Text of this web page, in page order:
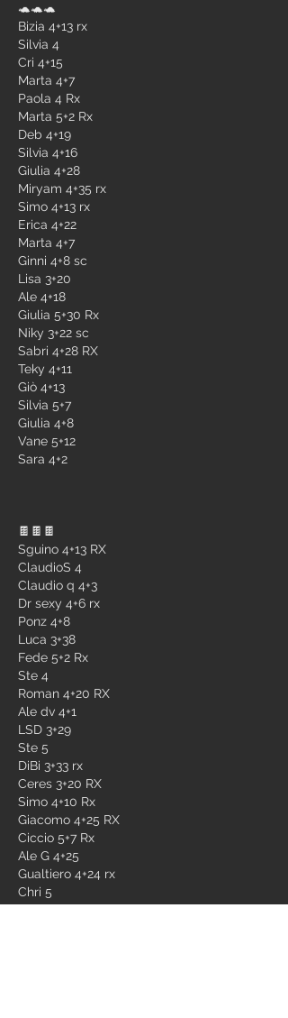
🐢🐢🐢
Bizia 4+13 rx
Silvia 4
Cri 4+15
Marta 4+7
Paola 4 Rx
Marta 5+2 Rx
Deb 4+19
Silvia 4+16
Giulia 4+28
Miryam 4+35 rx
Simo 4+13 rx
Erica 4+22
Marta 4+7
Ginni 4+8 sc
Lisa 3+20
Ale 4+18
Giulia 5+30 Rx
Niky 3+22 sc
Sabri 4+28 RX
Teky 4+11
Giò 4+13
Silvia 5+7
Giulia 4+8
Vane 5+12
Sara 4+2
🍫🍫🍫
Sguino 4+13 RX
ClaudioS 4
Claudio q 4+3
Dr sexy 4+6 rx
Ponz 4+8
Luca 3+38
Fede 5+2 Rx
Ste 4
Roman 4+20 RX
Ale dv 4+1
LSD 3+29
Ste 5
DiBi 3+33 rx
Ceres 3+20 RX
Simo 4+10 Rx
Giacomo 4+25 RX
Ciccio 5+7 Rx
Ale G 4+25
Gualtiero 4+24 rx
Chri 5